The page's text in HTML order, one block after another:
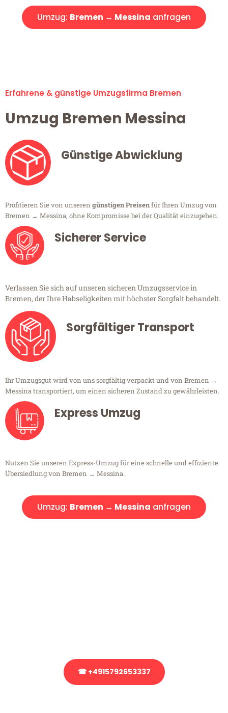
Umzug: Bremen → Messina anfragen
Erfahrene & günstige Umzugsfirma Bremen
Umzug Bremen Messina
Günstige Abwicklung
Profitieren Sie von unseren günstigen Preisenfür Ihren Umzug von
Bremen → Messina, ohne Kompromisse bei der Qualität einzugehen.
Sicherer Service
Verlassen Sie sich auf unseren sicheren Umzugsservice in
Bremen, der Ihre Habseligkeiten mit höchster Sorgfalt behandelt.
Sorgfältiger Transport
Ihr Umzugsgut wird von uns sorgfältig verpackt und von Bremen →
Messina transportiert, um einen sicheren Zustand zu gewährleisten.
Express Umzug
Nutzen Sie unseren Express-Umzug für eine schnelle und effiziente
Übersiedlung von Bremen → Messina.
Umzug: Bremen → Messina anfragen
☎ +4915792653337